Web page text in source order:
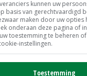
tijdens stage’
04-08-2026
POAH!: Fendt 1042
kunnen uw
basis van gerechtvaardigd
maken door uw opties
onderaan deze pagina of
toestemming te beheren
instellingen.
Toestemming